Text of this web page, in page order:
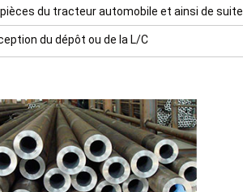
du tracteur automobile et ainsi de suite
du dépôt ou de la L/C